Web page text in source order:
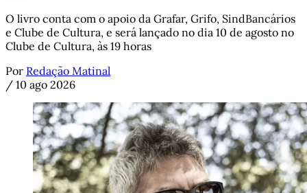
O livro conta com o apoio da Grafar, Grifo, SindBancários
e Clube de Cultura, e será lançado no dia 10 de agosto no
Clube de Cultura, às 19 horas
Por Redação Matinal
/ 10 ago 2026